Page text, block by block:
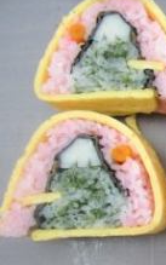
「ラ
仙」
「二
つ
の
花」
を
巻